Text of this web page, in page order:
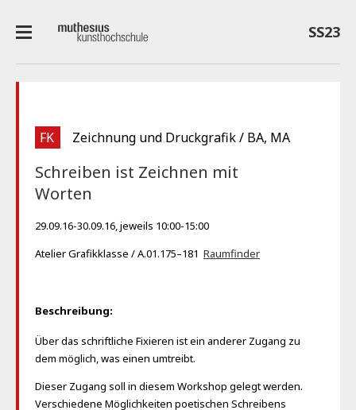
SS23
FK Zeichnung und Druckgrafik / BA, MA
Schreiben ist Zeichnen mit
Worten
29.09.16-30.09.16, jeweils 10:00-15:00
Atelier Grafikklasse / A.01.175–181 Raumfinder
Beschreibung:
Über das schriftliche Fixieren ist ein anderer Zugang zu
dem möglich, was einen umtreibt.
Dieser Zugang soll in diesem Workshop gelegt werden.
Verschiedene Möglichkeiten poetischen Schreibens